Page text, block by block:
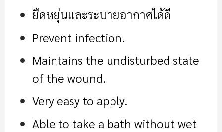
ยืดหยุ่นและระบายอากาศได้ดี
Prevent infection.
Maintains the undisturbed state
of the wound.
Very easy to apply.
Able to take a bath without wet